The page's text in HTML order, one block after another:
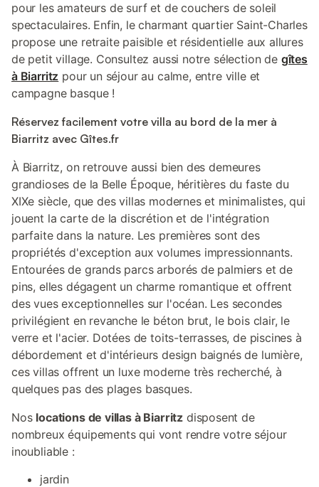
pour les amateurs de surf et de couchers de soleil
spectaculaires. Enfin, le charmant quartier Saint-Charles
propose une retraite paisible et résidentielle aux allures
de petit village. Consultez aussi notre sélection de gîtes
à Biarritz pour un séjour au calme, entre ville et
campagne basque !
Réservez facilement votre villa au bord de la mer à
Biarritz avec Gîtes.fr
À Biarritz, on retrouve aussi bien des demeures
grandioses de la Belle Époque, héritières du faste du
XIXe siècle, que des villas modernes et minimalistes, qui
jouent la carte de la discrétion et de l'intégration
parfaite dans la nature. Les premières sont des
propriétés d'exception aux volumes impressionnants.
Entourées de grands parcs arborés de palmiers et de
pins, elles dégagent un charme romantique et offrent
des vues exceptionnelles sur l'océan. Les secondes
privilégient en revanche le béton brut, le bois clair, le
verre et l'acier. Dotées de toits-terrasses, de piscines à
débordement et d'intérieurs design baignés de lumière,
ces villas offrent un luxe moderne très recherché, à
quelques pas des plages basques.
Nos locations de villas à Biarritz disposent de
nombreux équipements qui vont rendre votre séjour
inoubliable :
jardin